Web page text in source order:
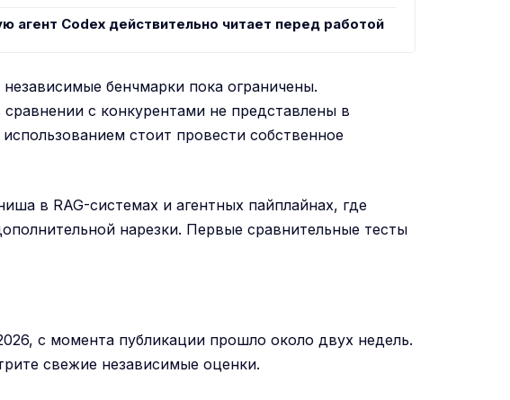
агент Codex действительно читает перед работой
бенчмарки пока ограничены.
с конкурентами не представлены в
стоит провести собственное
в RAG-системах и агентных пайплайнах, где
нарезки. Первые сравнительные тесты
с момента публикации прошло около двух недель.
свежие независимые оценки.